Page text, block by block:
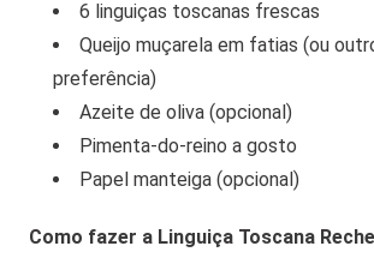
6 linguiças toscanas frescas
Queijo muçarela em fatias (ou
preferência)
Azeite de oliva (opcional)
Pimenta-do-reino a gosto
Papel manteiga (opcional)
Como fazer a Linguiça Toscana